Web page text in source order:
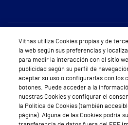
Sobre
Quiénes
Trabajar en
Teléfono Cita
Teléfono Atención
Vithas utiliza Cookies propias y de
la web según sus preferencias y
para medir la interacción con el sitio
publicidad según su perfil de
aceptar su uso o configurarlas con los
botones. Puede acceder a la
nuestras Cookies y configurar el
la Política de Cookies (también
página). Alguna de las Cookies podría